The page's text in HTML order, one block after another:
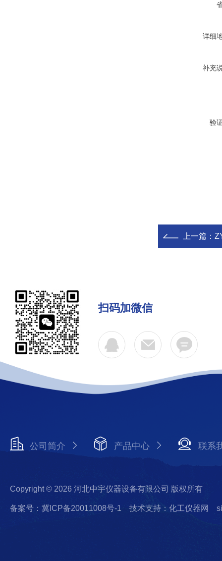
详细
补充
验
上一篇：
扫码加微信
公司简介 产品中心 联系
Copyright © 2026 河北中宇仪器设备有限公司 版权所有
备案号：冀ICP备20011008号-1 技术支持：化工仪器网